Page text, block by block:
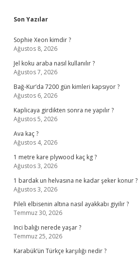
Sidebar
Son Yazılar
Sophie Xeon kimdir ?
Ağustos 8, 2026
Jel koku araba nasıl kullanılır ?
Ağustos 7, 2026
Bağ-Kur’da 7200 gün kimleri kapsıyor ?
Ağustos 6, 2026
Kaplicaya girdikten sonra ne yapılır ?
Ağustos 5, 2026
Ava kaç ?
Ağustos 4, 2026
1 metre kare plywood kaç kg ?
Ağustos 3, 2026
1 bardak un helvasına ne kadar şeker konur ?
Ağustos 3, 2026
Pileli elbisenin altına nasıl ayakkabı giyilir ?
Temmuz 30, 2026
Inci balığı nerede yaşar ?
Temmuz 25, 2026
Karabük’ün Türkçe karşılığı nedir ?